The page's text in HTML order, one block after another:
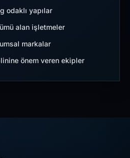
odaklı yapılar
alan işletmeler
markalar
önem veren ekipler